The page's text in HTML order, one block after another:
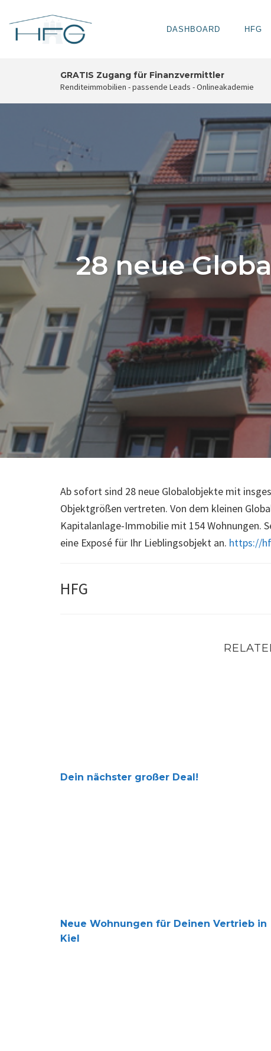
content
DASHBOARD HFG
GRATIS Zugang für Finanzvermittler
Renditeimmobilien - passende Leads - Onlineakademie
28 neue
Ab sofort sind 28 neue Globalobjekte mit
Objektgrößen vertreten. Von dem kleinen
Kapitalanlage-Immobilie mit 154 Wohnungen.
eine Exposé für Ihr Lieblingsobjekt an. https://
HFG
Dein nächster großer Deal!
Neue Wohnungen für Deinen Vertrieb in
Kiel